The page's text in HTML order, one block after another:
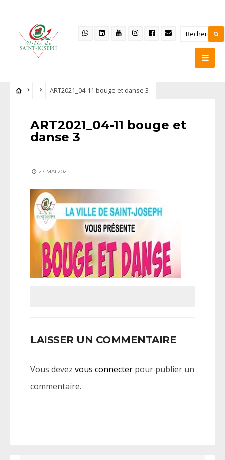
ART2021_04-11 bouge et danse 3
ART2021_04-11 bouge et
danse 3
27 MAI 2021
LAISSER UN COMMENTAIRE
Vous devez vous connecter pour publier un
commentaire.